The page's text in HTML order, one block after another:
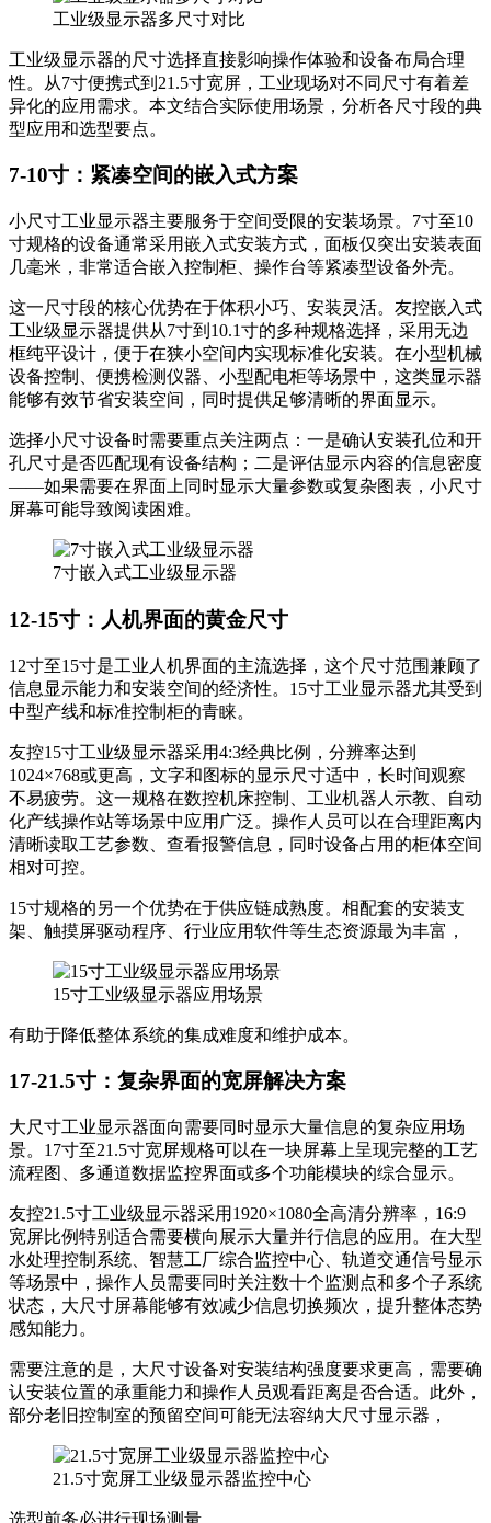
工业级显示器多尺寸对比
工业级显示器的尺寸选择直接影响操作体验和设备布局合理
性。从7寸便携式到21.5寸宽屏，工业现场对不同尺寸有着差
异化的应用需求。本文结合实际使用场景，分析各尺寸段的典
型应用和选型要点。
7-10寸：紧凑空间的嵌入式方案
小尺寸工业显示器主要服务于空间受限的安装场景。7寸至10
寸规格的设备通常采用嵌入式安装方式，面板仅突出安装表面
几毫米，非常适合嵌入控制柜、操作台等紧凑型设备外壳。
这一尺寸段的核心优势在于体积小巧、安装灵活。友控嵌入式
工业级显示器提供从7寸到10.1寸的多种规格选择，采用无边
框纯平设计，便于在狭小空间内实现标准化安装。在小型机械
设备控制、便携检测仪器、小型配电柜等场景中，这类显示器
能够有效节省安装空间，同时提供足够清晰的界面显示。
选择小尺寸设备时需要重点关注两点：一是确认安装孔位和开
孔尺寸是否匹配现有设备结构；二是评估显示内容的信息密度
——如果需要在界面上同时显示大量参数或复杂图表，小尺寸
屏幕可能导致阅读困难。
7寸嵌入式工业级显示器
12-15寸：人机界面的黄金尺寸
12寸至15寸是工业人机界面的主流选择，这个尺寸范围兼顾了
信息显示能力和安装空间的经济性。15寸工业显示器尤其受到
中型产线和标准控制柜的青睐。
友控15寸工业级显示器采用4:3经典比例，分辨率达到
1024×768或更高，文字和图标的显示尺寸适中，长时间观察
不易疲劳。这一规格在数控机床控制、工业机器人示教、自动
化产线操作站等场景中应用广泛。操作人员可以在合理距离内
清晰读取工艺参数、查看报警信息，同时设备占用的柜体空间
相对可控。
15寸规格的另一个优势在于供应链成熟度。相配套的安装支
架、触摸屏驱动程序、行业应用软件等生态资源最为丰富，
15寸工业级显示器应用场景
有助于降低整体系统的集成难度和维护成本。
17-21.5寸：复杂界面的宽屏解决方案
大尺寸工业显示器面向需要同时显示大量信息的复杂应用场
景。17寸至21.5寸宽屏规格可以在一块屏幕上呈现完整的工艺
流程图、多通道数据监控界面或多个功能模块的综合显示。
友控21.5寸工业级显示器采用1920×1080全高清分辨率，16:9
宽屏比例特别适合需要横向展示大量并行信息的应用。在大型
水处理控制系统、智慧工厂综合监控中心、轨道交通信号显示
等场景中，操作人员需要同时关注数十个监测点和多个子系统
状态，大尺寸屏幕能够有效减少信息切换频次，提升整体态势
感知能力。
需要注意的是，大尺寸设备对安装结构强度要求更高，需要确
认安装位置的承重能力和操作人员观看距离是否合适。此外，
部分老旧控制室的预留空间可能无法容纳大尺寸显示器，
21.5寸宽屏工业级显示器监控中心
选型前务必进行现场测量。